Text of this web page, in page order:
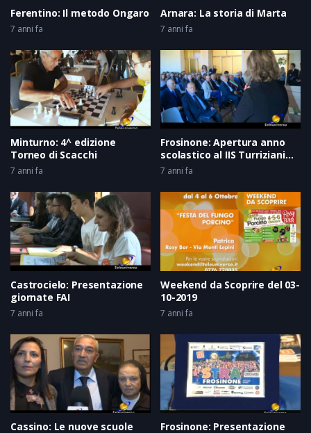
Ferentino: Il metodo Ongaro
7 anni fa
Arnara: La storia di Marta
7 anni fa
Minturno: 4^ edizione
Torneo di Scacchi
7 anni fa
Frosinone: Apertura anno
scolastico al IIS Turriziani
del 04-10-2019
7 anni fa
Castrocielo: Presentazione
giornate FAI
7 anni fa
Weekend da Scoprire del 03-
10-2019
7 anni fa
Cassino: Le nuove scuole
Frosinone: Presentazione